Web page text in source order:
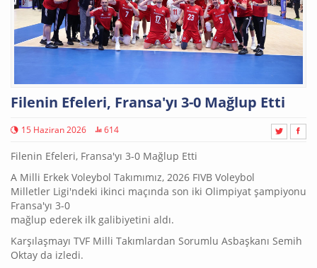
Filenin Efeleri, Fransa'yı 3-0 Mağlup Etti
15 Haziran 2026 614
Filenin Efeleri, Fransa'yı 3-0 Mağlup Etti
A Milli Erkek Voleybol Takımımız, 2026 FIVB Voleybol
Milletler Ligi'ndeki ikinci maçında son iki Olimpiyat şampiyonu
Fransa'yı 3-0
mağlup ederek ilk galibiyetini aldı.
Karşılaşmayı TVF Milli Takımlardan Sorumlu Asbaşkanı Semih
Oktay da izledi.